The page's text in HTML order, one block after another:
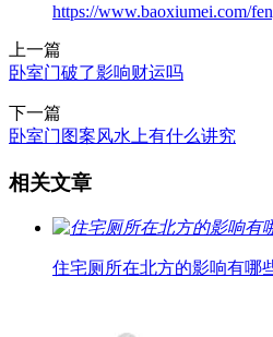
https://www.baoxiumei.com/
上一篇
卧室门破了影响财运吗
下一篇
卧室门图案风水上有什么讲究
相关文章
住宅厕所在北方的影响有哪